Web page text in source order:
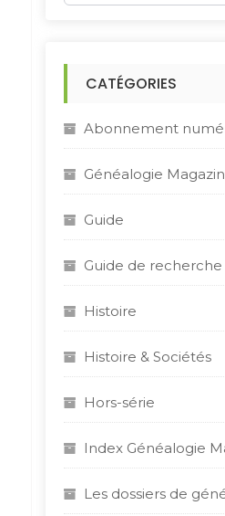
:
CATÉGORIES
Abonnement
Généalogie
Guide
Guide de recherche
Histoire
Histoire & Sociétés
Hors-série
Index Généalogie
Les dossiers de